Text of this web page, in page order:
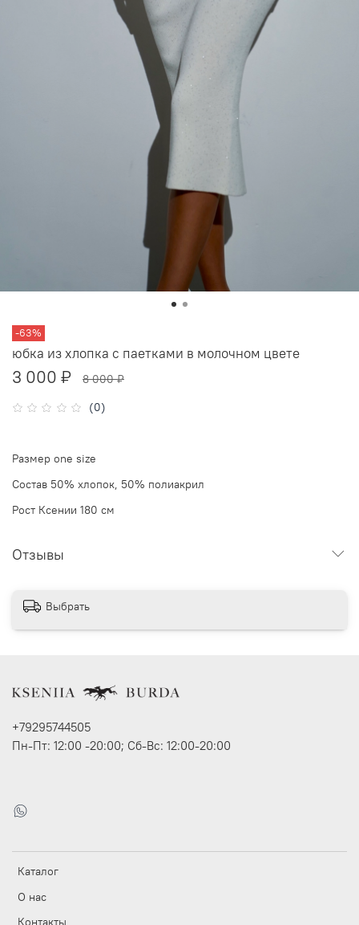
-63%
(0)
юбка из хлопка с паетками в молочном цвете
3 000 ₽ 8 000 ₽
Размер one size
Состав 50% хлопок, 50% полиакрил
Рост Ксении 180 см
Отзывы
Выбрать
Каталог
О нас
+79295744505
Пн-Пт: 12:00 -20:00; Сб-Вс: 12:00-20:00